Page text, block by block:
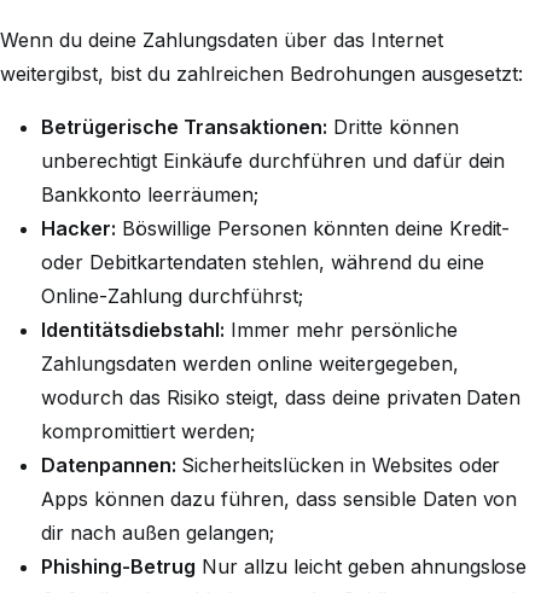
Wenn du deine Zahlungsdaten über das Internet
weitergibst, bist du zahlreichen Bedrohungen ausgesetzt:
Betrügerische Transaktionen: Dritte können
unberechtigt Einkäufe durchführen und dafür dein
Bankkonto leerräumen;
Hacker: Böswillige Personen könnten deine Kredit-
oder Debitkartendaten stehlen, während du eine
Online-Zahlung durchführst;
Identitätsdiebstahl: Immer mehr persönliche
Zahlungsdaten werden online weitergegeben,
wodurch das Risiko steigt, dass deine privaten Daten
kompromittiert werden;
Datenpannen: Sicherheitslücken in Websites oder
Apps können dazu führen, dass sensible Daten von
dir nach außen gelangen;
Phishing-Betrug Nur allzu leicht geben ahnungslose